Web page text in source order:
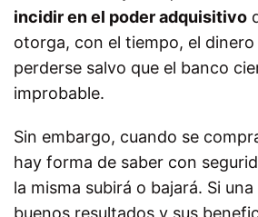
incidir en el poder adquisitivo
otorga, con el tiempo, el
perderse salvo que el banco
improbable.
Sin embargo, cuando se
hay forma de saber con
la misma subirá o bajará. Si
buenos resultados y sus